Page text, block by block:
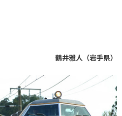
鶴井雅人（岩手県）